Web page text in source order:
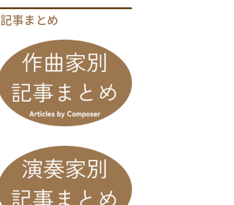
記事まとめ